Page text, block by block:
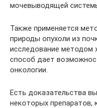
мочевыводящей
Также применяется
природы опухоли из
исследование методом
способ дает
онкологии.
Есть доказательства
некоторых препаратов,